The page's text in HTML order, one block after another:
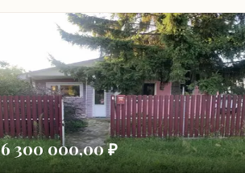
6 300 000,00 ₽